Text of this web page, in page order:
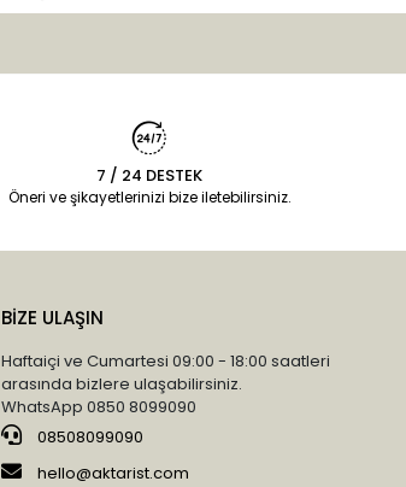
7 / 24 DESTEK
Öneri ve şikayetlerinizi bize iletebilirsiniz.
BİZE ULAŞIN
Haftaiçi ve Cumartesi 09:00 - 18:00 saatleri
arasında bizlere ulaşabilirsiniz.
WhatsApp 0850 8099090
08508099090
hello@aktarist.com